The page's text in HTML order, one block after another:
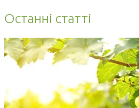
Останні статті